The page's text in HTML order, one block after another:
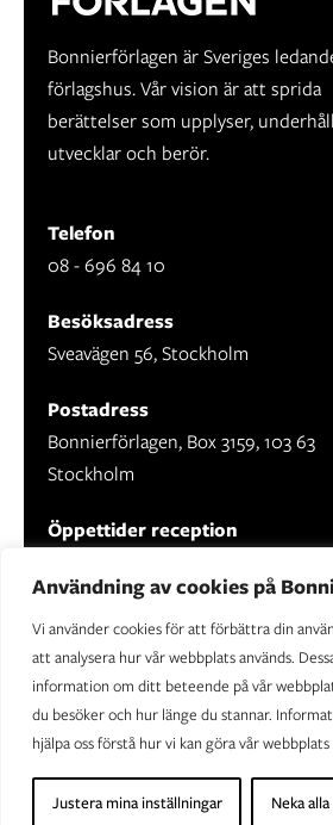
Användning av cookies på
Vi använder cookies för att förbättra din
att analysera hur vår webbplats används.
information om ditt beteende på vår
du besöker och hur länge du stannar.
hjälpa oss förstå hur vi kan göra vår
Justera mina inställningar Neka alla
Bonnierförlagen är Sveriges
förlagshus. Vår vision är att sprida
berättelser som upplyser,
utvecklar och berör.
Telefon
08 - 696 84 10
Besöksadress
Sveavägen 56, Stockholm
Postadress
Bonnierförlagen, Box 3159, 103 63
Stockholm
Öppettider reception
Om
Cookies
Integritetspolicy